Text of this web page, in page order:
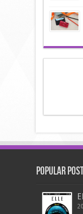
Popular